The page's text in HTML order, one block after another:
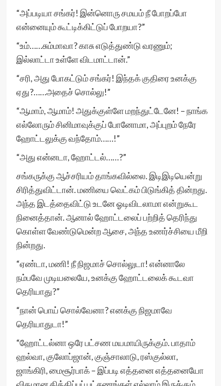
“அப்படியா சங்கர்! இன்னொரு சமயம் நீ போறப்போ
என்னையும் கூட்டிக்கிட்டுப் போறயா?”
“உம்……சும்மாவா? காசு எடுத்துண்டு வரணும்;
இல்லாட்டா உள்ளே விடமாட்டான்.”
“சரி, அது போகட்டும் சங்கர்! இந்தக் குதிரை உனக்கு
ஏது?……அதைச் சொல்லு!”
“ஆமாம், ஆமாம்! அதுக்குள்ளே மறந்துட்டேனே! – நாங்க
எல்லோரும் சினிமாவுக்குப் போனோமா, அப்புறம் நேரே
ஹோட்டலுக்கு வந்தோம்……!”
“அது என்னடா, ஹோட்டல்……?”
சங்கருக்கு ஆச்சரியம் தாங்கவில்லை. இடிஇடியென்று
சிரித்துவிட்டான். மணியை வெட்கம் பிடுங்கித் தின்றது.
அந்த இடத்தைவிட்டு உடனே ஓடிவிடலாமா என்றுகூட
நினைத்தான். ஆனால் ஹோட்டலைப் பற்றித் தெரிந்து
கொள்ள வேண்டுமென்ற ஆசை, அந்த உணர்ச்சியை மீறி
நின்றது.
“ஏண்டா, மணி! நீ நிஜமாச் சொல்லுடா! என்னாலே
நம்பவே முடியலையே, உனக்கு ஹோட்டலைக் கூடவா
தெரியாது?”
“நான் பொய் சொல்வேனா? எனக்கு நிஜமாவே
தெரியாதுடா!”
“ஹோட்டல்னா ஒரே பட்சண மயமாயிருக்கும். பாதாம்
ஹல்வா, குலோப்ஜான், குஞ்சாலாடு, ரஸ்குல்லா,
ஜாங்கிரி, மைசூர்பாக் – இப்படி எத்தனை எத்தனையோ